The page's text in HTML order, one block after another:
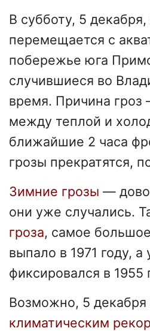
В субботу, 5
перемещается с
побережье юга
случившиеся во
время. Причина гроз
между теплой и
ближайшие 2 часа
грозы прекратятся,
Зимние грозы —
они уже случались.
гроза, самое
выпало в 1971 году,
фиксировался в 1955
Возможно, 5 декабря
климатическим